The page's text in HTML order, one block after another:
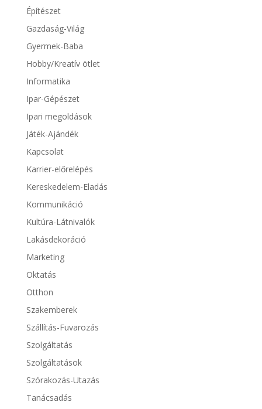
Építészet
Gazdaság-Világ
Gyermek-Baba
Hobby/Kreatív ötlet
Informatika
Ipar-Gépészet
Ipari megoldások
Játék-Ajándék
Kapcsolat
Karrier-előrelépés
Kereskedelem-Eladás
Kommunikáció
Kultúra-Látnivalók
Lakásdekoráció
Marketing
Oktatás
Otthon
Szakemberek
Szállítás-Fuvarozás
Szolgáltatás
Szolgáltatások
Szórakozás-Utazás
Tanácsadás